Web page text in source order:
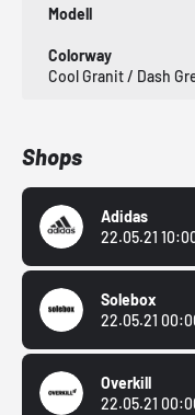
Modell
Colorway
Cool Granit / Dash
Shops
Adidas
22.05.21
Solebox
22.05.21
Overkill
22.05.21